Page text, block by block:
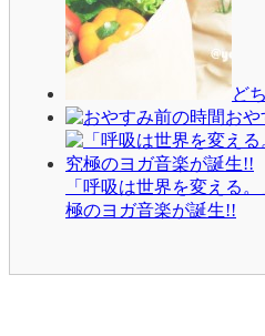
ど
おや
「呼吸は世界を変える
極のヨガ音楽が誕生!!